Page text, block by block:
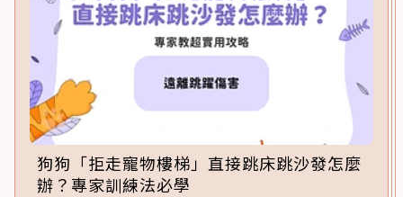
狗狗「拒走寵物樓梯」直接跳床跳沙發怎麼
辦？專家訓練法必學